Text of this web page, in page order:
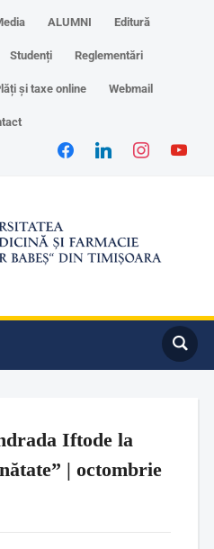
ALUMNI Editură
Studenți Reglementări
și taxe online Webmail
Iftode la
| octombrie